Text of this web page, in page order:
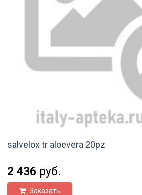
salvelox tr aloevera 20pz
2 436 руб.
Заказать